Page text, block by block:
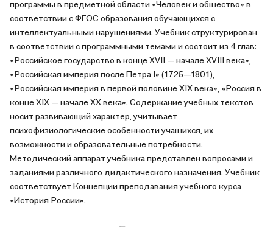
программы в предметной области «Человек и общество» в
соответствии с ФГОС образования обучающихся с
интеллектуальными нарушениями. Учебник структурирован
в соответствии с программными темами и состоит из 4 глав:
«Российское государство в конце XVII — начале XVIII века»,
«Российская империя после Петра I» (1725—1801),
«Российская империя в первой половине XIX века», «Россия в
конце XIX — начале XX века». Содержание учебных текстов
носит развивающий характер, учитывает
психофизиологические особенности учащихся, их
возможности и образовательные потребности.
Методический аппарат учебника представлен вопросами и
заданиями различного дидактического назначения. Учебник
соответствует Концепции преподавания учебного курса
«История России».